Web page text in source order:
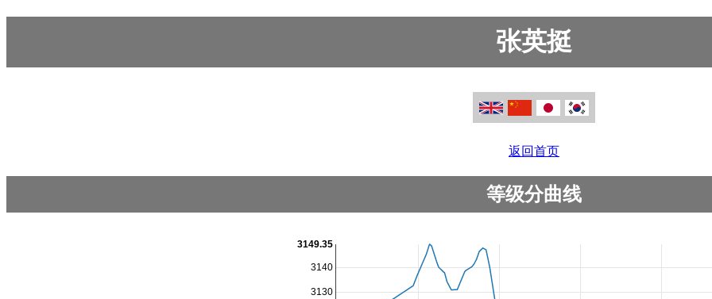
张英挺
返回首页
等级分曲线
3130
3140
3149.35